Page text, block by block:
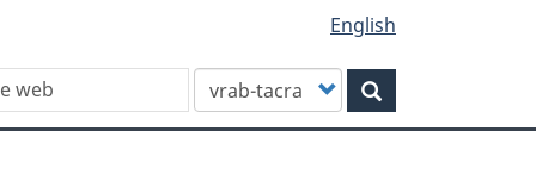
English
Customize
your
search